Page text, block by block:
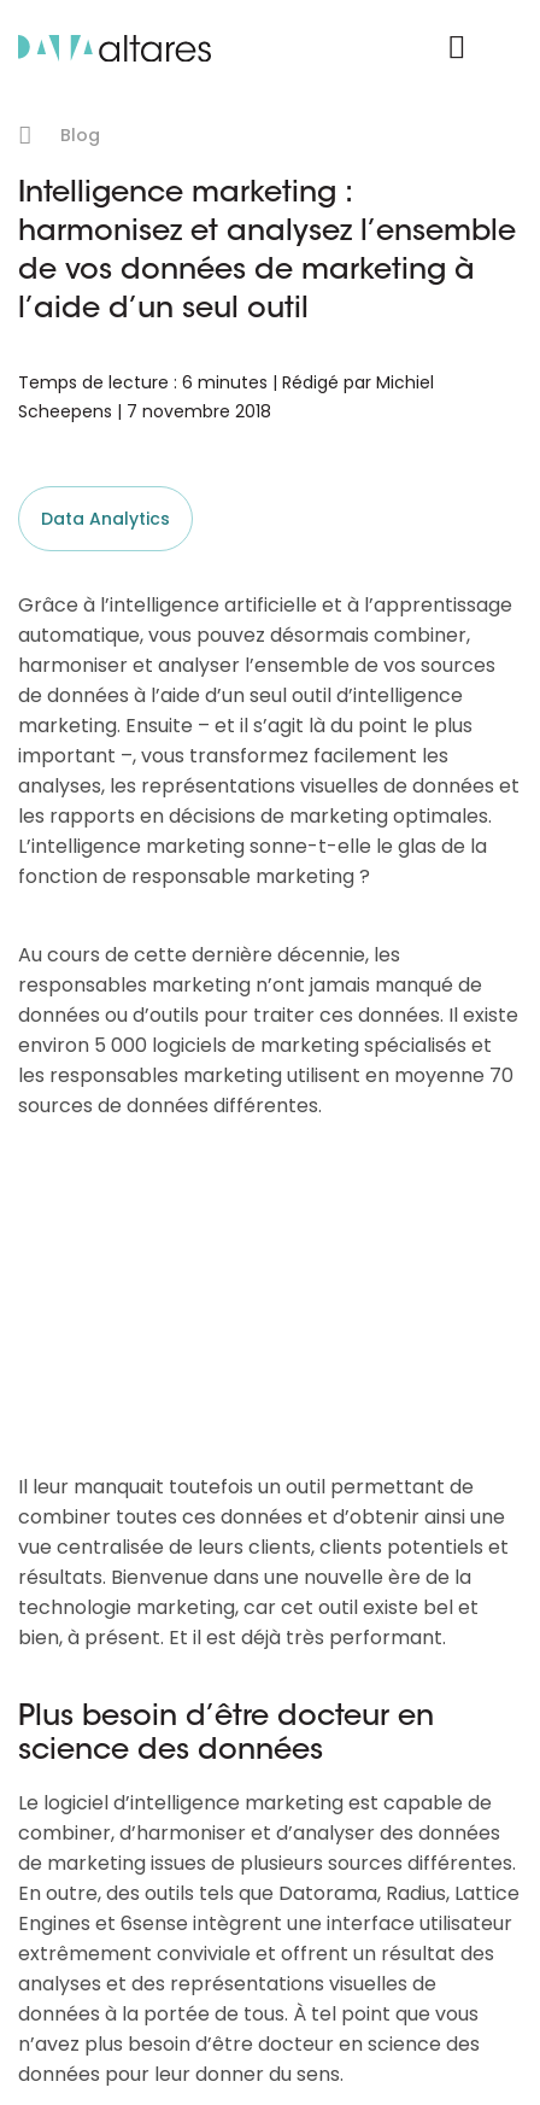
Blog
Intelligence marketing :
harmonisez et analysez l’ensemble
de vos données de marketing à
l’aide d’un seul outil
Temps de lecture : 6 minutes | Rédigé par Michiel
Scheepens | 7 novembre 2018
Data Analytics
Grâce à l’intelligence artificielle et à l’apprentissage
automatique, vous pouvez désormais combiner,
harmoniser et analyser l’ensemble de vos sources
de données à l’aide d’un seul outil d’intelligence
marketing. Ensuite – et il s’agit là du point le plus
important –, vous transformez facilement les
analyses, les représentations visuelles de données et
les rapports en décisions de marketing optimales.
L’intelligence marketing sonne-t-elle le glas de la
fonction de responsable marketing ?
Au cours de cette dernière décennie, les
responsables marketing n’ont jamais manqué de
données ou d’outils pour traiter ces données. Il existe
environ 5 000 logiciels de marketing spécialisés et
les responsables marketing utilisent en moyenne 70
sources de données différentes.
Il leur manquait toutefois un outil permettant de
combiner toutes ces données et d’obtenir ainsi une
vue centralisée de leurs clients, clients potentiels et
résultats. Bienvenue dans une nouvelle ère de la
technologie marketing, car cet outil existe bel et
bien, à présent. Et il est déjà très performant.
Plus besoin d’être docteur en
science des données
Le logiciel d’intelligence marketing est capable de
combiner, d’harmoniser et d’analyser des données
de marketing issues de plusieurs sources différentes.
En outre, des outils tels que Datorama, Radius, Lattice
Engines et 6sense intègrent une interface utilisateur
extrêmement conviviale et offrent un résultat des
analyses et des représentations visuelles de
données à la portée de tous. À tel point que vous
n’avez plus besoin d’être docteur en science des
données pour leur donner du sens.